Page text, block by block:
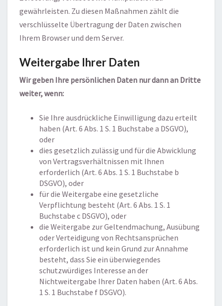
gewährleisten. Zu diesen Maßnahmen zählt die
verschlüsselte Übertragung der Daten zwischen
Ihrem Browser und dem Server.
Weitergabe Ihrer Daten
Wir geben Ihre persönlichen Daten nur dann an Dritte
weiter, wenn:
Sie Ihre ausdrückliche Einwilligung dazu erteilt
haben (Art. 6 Abs. 1 S. 1 Buchstabe a DSGVO),
oder
dies gesetzlich zulässig und für die Abwicklung
von Vertragsverhältnissen mit Ihnen
erforderlich (Art. 6 Abs. 1 S. 1 Buchstabe b
DSGVO), oder
für die Weitergabe eine gesetzliche
Verpflichtung besteht (Art. 6 Abs. 1 S. 1
Buchstabe c DSGVO), oder
die Weitergabe zur Geltendmachung, Ausübung
oder Verteidigung von Rechtsansprüchen
erforderlich ist und kein Grund zur Annahme
besteht, dass Sie ein überwiegendes
schutzwürdiges Interesse an der
Nichtweitergabe Ihrer Daten haben (Art. 6 Abs.
1 S. 1 Buchstabe f DSGVO).